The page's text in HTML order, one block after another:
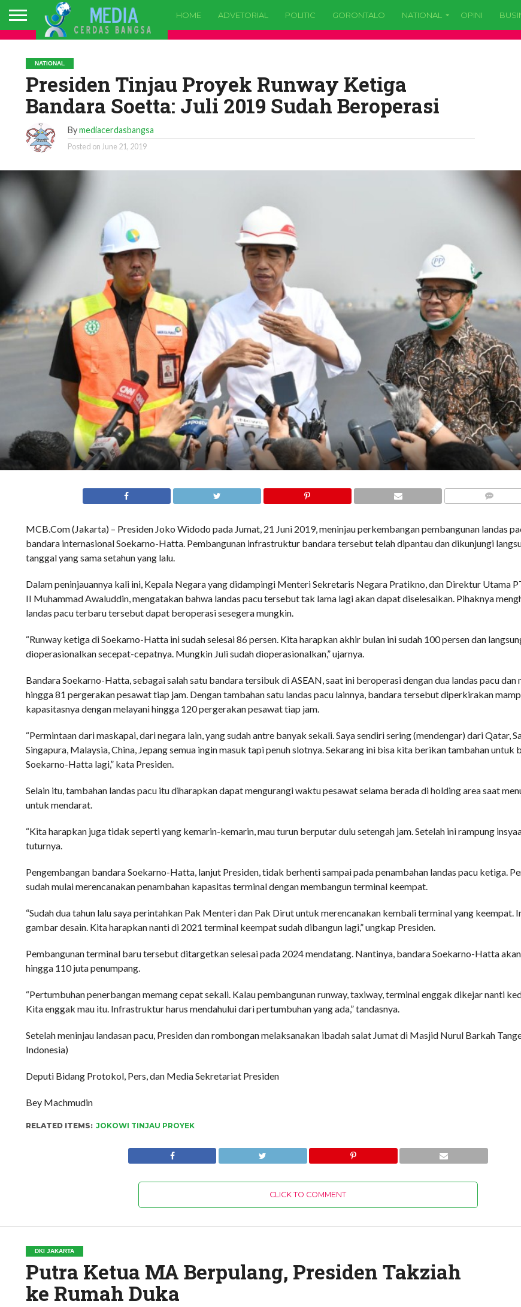
HOME ADVETORIAL POLITIC GORONTALO NATIONAL OPINI
NATIONAL
Presiden Tinjau Proyek Runway Ketiga
Bandara Soetta: Juli 2019 Sudah Beroperasi
Bymediacerdasbangsa
Posted on June 21, 2019
MCB.Com (Jakarta) – Presiden Joko Widodo pada Jumat, 21 Juni 2019, meninjau perkembangan pembangunan landas
bandara internasional Soekarno-Hatta. Pembangunan infrastruktur bandara tersebut telah dipantau dan dikunjungi
tanggal yang sama setahun yang lalu.
Dalam peninjauannya kali ini, Kepala Negara yang didampingi Menteri Sekretaris Negara Pratikno, dan Direktur Utama
II Muhammad Awaluddin, mengatakan bahwa landas pacu tersebut tak lama lagi akan dapat diselesaikan. Pihaknya
landas pacu terbaru tersebut dapat beroperasi sesegera mungkin.
“Runway ketiga di Soekarno-Hatta ini sudah selesai 86 persen. Kita harapkan akhir bulan ini sudah 100 persen dan
dioperasionalkan secepat-cepatnya. Mungkin Juli sudah dioperasionalkan,” ujarnya.
Bandara Soekarno-Hatta, sebagai salah satu bandara tersibuk di ASEAN, saat ini beroperasi dengan dua landas pacu dan
hingga 81 pergerakan pesawat tiap jam. Dengan tambahan satu landas pacu lainnya, bandara tersebut diperkirakan
kapasitasnya dengan melayani hingga 120 pergerakan pesawat tiap jam.
“Permintaan dari maskapai, dari negara lain, yang sudah antre banyak sekali. Saya sendiri sering (mendengar) dari Qatar,
Singapura, Malaysia, China, Jepang semua ingin masuk tapi penuh slotnya. Sekarang ini bisa kita berikan tambahan untuk
Soekarno-Hatta lagi,” kata Presiden.
Selain itu, tambahan landas pacu itu diharapkan dapat mengurangi waktu pesawat selama berada di holding area saat
untuk mendarat.
“Kita harapkan juga tidak seperti yang kemarin-kemarin, mau turun berputar dulu setengah jam. Setelah ini rampung
tuturnya.
Pengembangan bandara Soekarno-Hatta, lanjut Presiden, tidak berhenti sampai pada penambahan landas pacu ketiga.
sudah mulai merencanakan penambahan kapasitas terminal dengan membangun terminal keempat.
“Sudah dua tahun lalu saya perintahkan Pak Menteri dan Pak Dirut untuk merencanakan kembali terminal yang keempat.
gambar desain. Kita harapkan nanti di 2021 terminal keempat sudah dibangun lagi,” ungkap Presiden.
Pembangunan terminal baru tersebut ditargetkan selesai pada 2024 mendatang. Nantinya, bandara Soekarno-Hatta
hingga 110 juta penumpang.
“Pertumbuhan penerbangan memang cepat sekali. Kalau pembangunan runway, taxiway, terminal enggak dikejar nanti
Kita enggak mau itu. Infrastruktur harus mendahului dari pertumbuhan yang ada,” tandasnya.
Setelah meninjau landasan pacu, Presiden dan rombongan melaksanakan ibadah salat Jumat di Masjid Nurul Barkah
Indonesia)
Deputi Bidang Protokol, Pers, dan Media Sekretariat Presiden
Bey Machmudin
RELATED ITEMS: JOKOWI TINJAU PROYEK
CLICK TO COMMENT
DKI JAKARTA
Putra Ketua MA Berpulang, Presiden Takziah
ke Rumah Duka